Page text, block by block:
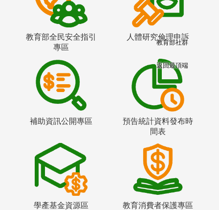
教育部全民安全指引
專區
人體研究倫理申訴
補助資訊公開專區
預告統計資料發布時
間表
學產基金資源區 教育消費者保護專區
教育部社群
返回最頂端